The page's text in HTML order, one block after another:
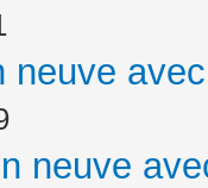
neuve
neuve